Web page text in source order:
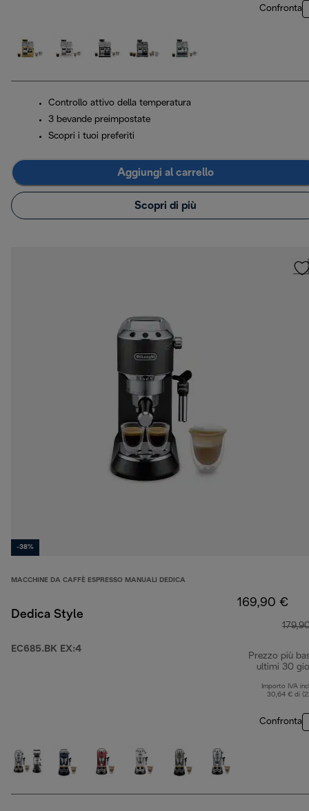
Confronta
Controllo attivo della temperatura
3 bevande preimpostate
Scopri i tuoi preferiti
Aggiungi al carrello
Scopri di più
-38%
MACCHINE DA CAFFÈ ESPRESSO MANUALI DEDICA
Dedica Style
EC685.BK EX:4
169,90 €
Prezzo più
ultimi 30
Importo IVA
30,64 € di
Confronta